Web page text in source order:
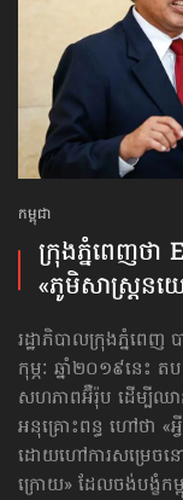
កម្ពុជា
ក្រុងភ្នំពេញថា
«ភូមិសាស្ត្រន
រដ្ឋាភិបាលក្រុងភ្នំពេញ
កុម្ភៈ ឆ្នាំ២០១៩នេះ ត
សហភាពអ៊ឺរ៉ុប ដើម្បីឈា
អនុគ្រោះពន្ធ ហៅថា «
ដោយហៅការសម្រេច
ក្រោយ» ដែលចង់បង្ខំកម្